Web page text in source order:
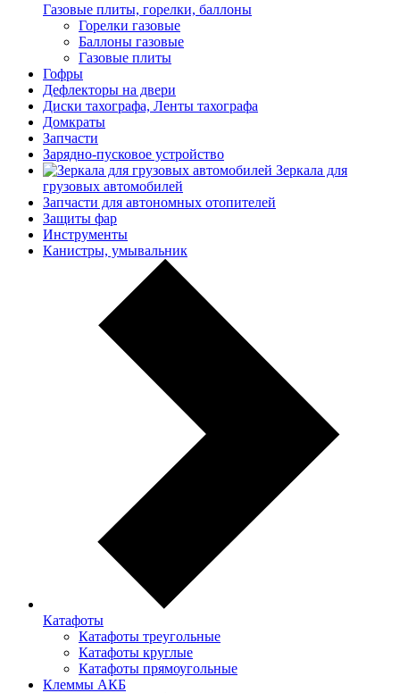
Газовые плиты, горелки, баллоны
Горелки газовые
Баллоны газовые
Газовые плиты
Гофры
Дефлекторы на двери
Диски тахографа, Ленты тахографа
Домкраты
Запчасти
Зарядно-пусковое устройство
Зеркала для
грузовых автомобилей
Запчасти для автономных отопителей
Защиты фар
Инструменты
Канистры, умывальник
Катафоты
Катафоты треугольные
Катафоты круглые
Катафоты прямоугольные
Клеммы АКБ